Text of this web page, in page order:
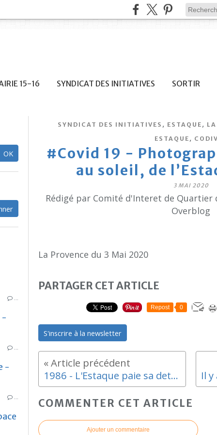
15-16 SYNDICAT DES INITIATIVES SORTIR
SYNDICAT DES INITIATIVES , ESTAQUE ,
ESTAQUE ,
#Covid 19 -
au soleil, de
3 MAI 2020
Rédigé par Comité d'Interet de
Overblog
La Provence du 3 Mai 2020
PARTAGER CET ARTICLE
Repost 0
S'inscrire à la newsletter
1986 - L'Estaque paie sa dette à Cezanne
COMMENTER CET ARTICLE
Ajouter un commentaire
-
-